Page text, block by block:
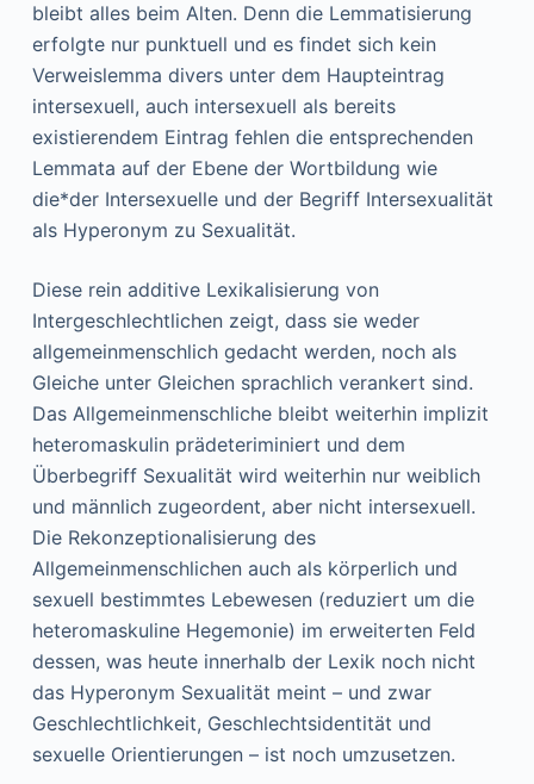
bleibt alles beim Alten. Denn die Lemmatisierung
erfolgte nur punktuell und es findet sich kein
Verweislemma divers unter dem Haupteintrag
intersexuell, auch intersexuell als bereits
existierendem Eintrag fehlen die entsprechenden
Lemmata auf der Ebene der Wortbildung wie
die*der Intersexuelle und der Begriff Intersexualität
als Hyperonym zu Sexualität.
Diese rein additive Lexikalisierung von
Intergeschlechtlichen zeigt, dass sie weder
allgemeinmenschlich gedacht werden, noch als
Gleiche unter Gleichen sprachlich verankert sind.
Das Allgemeinmenschliche bleibt weiterhin implizit
heteromaskulin prädeteriminiert und dem
Überbegriff Sexualität wird weiterhin nur weiblich
und männlich zugeordent, aber nicht intersexuell.
Die Rekonzeptionalisierung des
Allgemeinmenschlichen auch als körperlich und
sexuell bestimmtes Lebewesen (reduziert um die
heteromaskuline Hegemonie) im erweiterten Feld
dessen, was heute innerhalb der Lexik noch nicht
das Hyperonym Sexualität meint – und zwar
Geschlechtlichkeit, Geschlechtsidentität und
sexuelle Orientierungen – ist noch umzusetzen.